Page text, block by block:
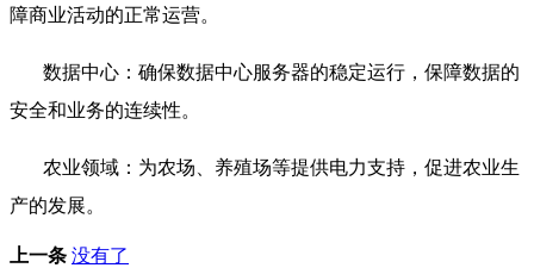
障商业活动的正常运营。
数据中心：确保数据中心服务器的稳定运行，保障数据的
安全和业务的连续性。
农业领域：为农场、养殖场等提供电力支持，促进农业生
产的发展。
上一条 没有了